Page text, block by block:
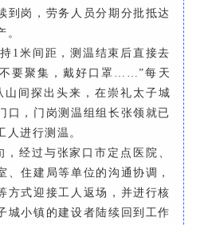
到岗，劳务人员分期分批抵达
。
1米间距，测温结束后直接去
要聚集，戴好口罩……”每天
山间探出头来，在崇礼太子城
口，门岗测温组组长张领就已
人进行测温。
，经过与张家口市定点医院、
、住建局等单位的沟通协调，
方式迎接工人返场，并进行核
城小镇的建设者陆续回到工作